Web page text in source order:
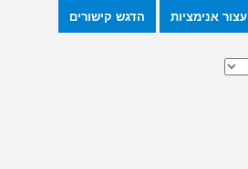
עצור אנימציות הדגש קישורים